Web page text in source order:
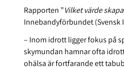
Rapporten ”Vilket värde
Innebandyförbundet (Svensk
– Inom idrott ligger fokus på
skymundan hamnar ofta
ohälsa är fortfarande ett